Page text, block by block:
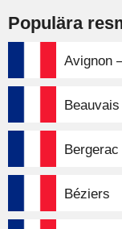
Populära
Avignon
Beauvais
Bergerac
Béziers